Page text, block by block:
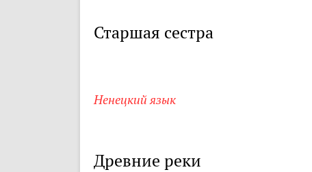
Старшая сестра
Ненецкий язык
Древние реки